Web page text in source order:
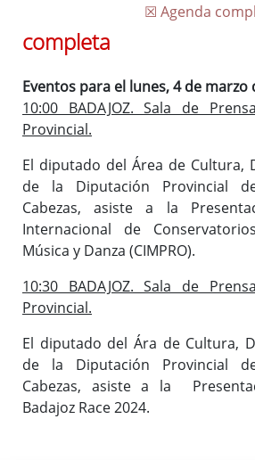
☒ Agenda
completa
Eventos para el lunes, 4 de marzo
10:00 BADAJOZ. Sala de
Provincial.
El diputado del Área de Cultura,
de la Diputación Provincial
Cabezas, asiste a la
Internacional de
Música y Danza (CIMPRO).
10:30 BADAJOZ. Sala de
Provincial.
El diputado del Ára de Cultura,
de la Diputación Provincial
Cabezas, asiste a la
Badajoz Race 2024.